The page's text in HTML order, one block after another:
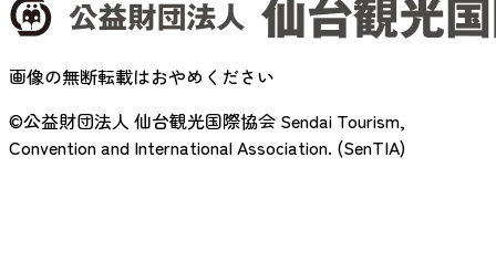
画像の無断転載はおやめください
©公益財団法人 仙台観光国際協会 Sendai Tourism,
Convention and International Association. (SenTIA)